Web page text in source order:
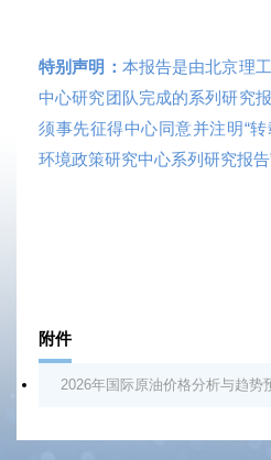
特别声明： 本报告是由北京理
中心研究团队完成的系列研究
须事先征得中心同意并注明“
环境政策研究中心系列研究报告
附件
2026年国际原油价格分析与趋势